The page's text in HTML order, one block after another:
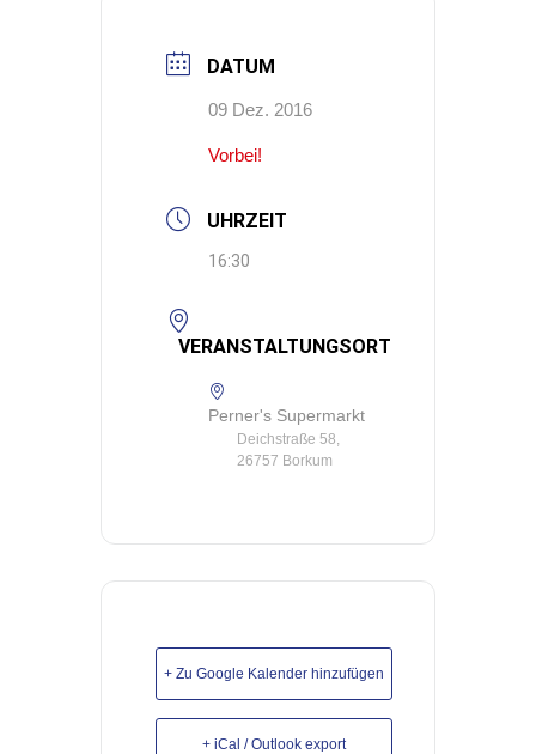
DATUM
09 Dez. 2016
Vorbei!
UHRZEIT
16:30
VERANSTALTUNGSORT
Perner's Supermarkt
Deichstraße 58,
26757 Borkum
+ Zu Google Kalender hinzufügen
+ iCal / Outlook export